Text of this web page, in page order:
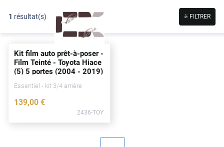
Hyundai
Land Rover
Mini
1 résultat(s) FILTRER
Kit film auto prêt-à-poser -
Film Teinté - Toyota Hiace
(5) 5portes (2004 - 2019)
Essentiel - kit 3/4 arrière
139,00 €
2436-TOY